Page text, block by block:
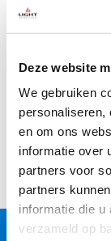
Deze website
We gebruiken
personaliseren,
en om ons
informatie over
partners voor
partners
informatie die u
verzameld op
Geïnteresseerd in
graag een offerte
vrijblijvenden zit u
Offerte